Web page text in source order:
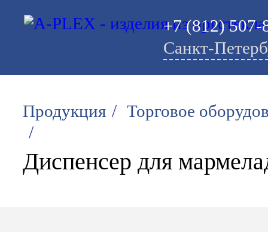
+7 (812) 507-
Санкт-
Продукция / Торговое
/
Диспенсер для